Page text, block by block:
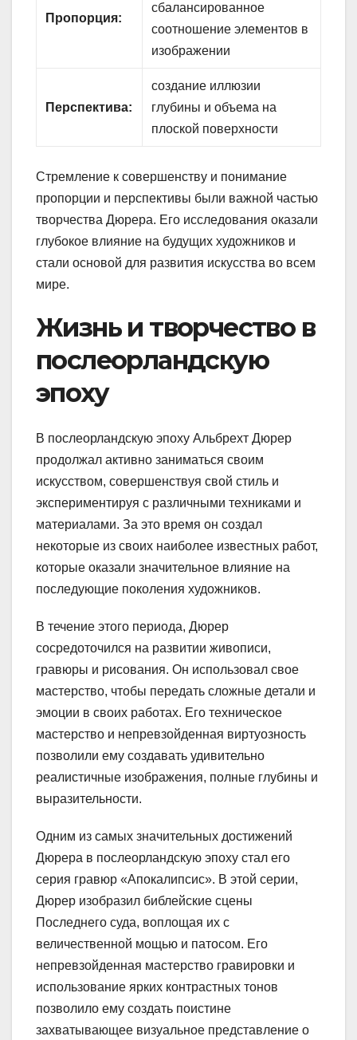
Пропорция:
сбалансированное
соотношение элементов в
изображении
Перспектива:
создание иллюзии
глубины и объема на
плоской поверхности
Стремление к совершенству и понимание
пропорции и перспективы были важной частью
творчества Дюрера. Его исследования оказали
глубокое влияние на будущих художников и
стали основой для развития искусства во всем
мире.
Жизнь и творчество в
послеорландскую
эпоху
В послеорландскую эпоху Альбрехт Дюрер
продолжал активно заниматься своим
искусством, совершенствуя свой стиль и
экспериментируя с различными техниками и
материалами. За это время он создал
некоторые из своих наиболее известных работ,
которые оказали значительное влияние на
последующие поколения художников.
В течение этого периода, Дюрер
сосредоточился на развитии живописи,
гравюры и рисования. Он использовал свое
мастерство, чтобы передать сложные детали и
эмоции в своих работах. Его техническое
мастерство и непревзойденная виртуозность
позволили ему создавать удивительно
реалистичные изображения, полные глубины и
выразительности.
Одним из самых значительных достижений
Дюрера в послеорландскую эпоху стал его
серия гравюр «Апокалипсис». В этой серии,
Дюрер изобразил библейские сцены
Последнего суда, воплощая их с
величественной мощью и патосом. Его
непревзойденная мастерство гравировки и
использование ярких контрастных тонов
позволило ему создать поистине
захватывающее визуальное представление о